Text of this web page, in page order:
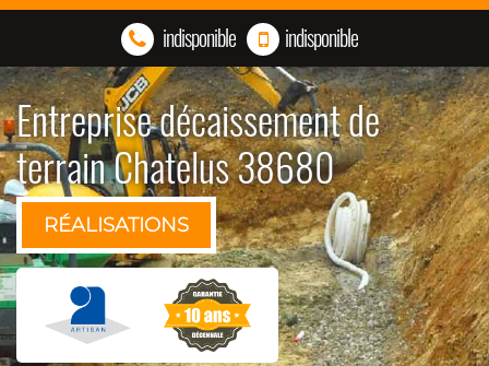
indisponible indisponible
Entreprise décaissement de
terrain Chatelus 38680
RÉALISATIONS